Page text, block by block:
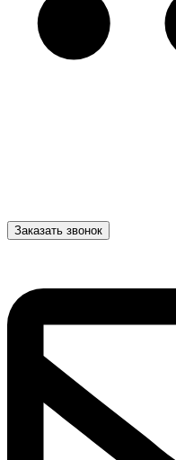
Заказать звонок